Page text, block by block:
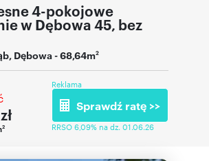
4-pokojowe
w Dębowa 45, bez
, Dębowa- 68,64m2
zł
2
Reklama
Sprawdź ratę >>
RRSO 6,09% na dz. 01.06.26